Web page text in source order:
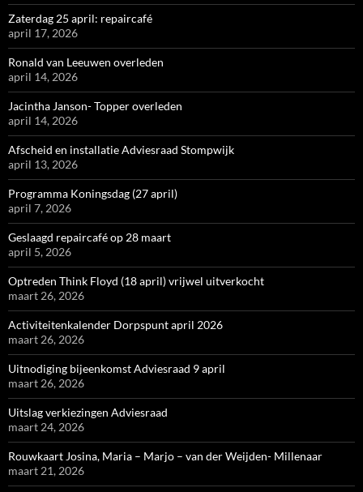
Zaterdag 25 april: repaircafé
april 17, 2026
Ronald van Leeuwen overleden
april 14, 2026
Jacintha Janson- Topper overleden
april 14, 2026
Afscheid en installatie Adviesraad Stompwijk
april 13, 2026
Programma Koningsdag (27 april)
april 7, 2026
Geslaagd repaircafé op 28 maart
april 5, 2026
Optreden Think Floyd (18 april) vrijwel uitverkocht
maart 26, 2026
Activiteitenkalender Dorpspunt april 2026
maart 26, 2026
Uitnodiging bijeenkomst Adviesraad 9 april
maart 26, 2026
Uitslag verkiezingen Adviesraad
maart 24, 2026
Rouwkaart Josina, Maria – Marjo – van der Weijden- Millenaar
maart 21, 2026